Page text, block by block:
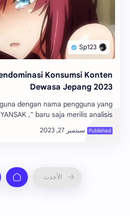
Konsumsi Konten
Dewasa Jepang 2023
," baru saja merilis analisis
bulanannya tentang tren konte…